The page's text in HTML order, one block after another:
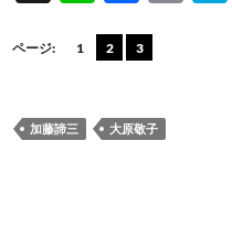
e e
o
ページ: 1 2 3
加藤諦三 大原敬子